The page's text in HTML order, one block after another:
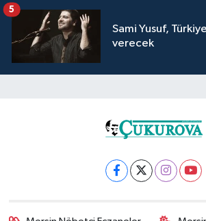
Sami Yusuf,
verecek
5